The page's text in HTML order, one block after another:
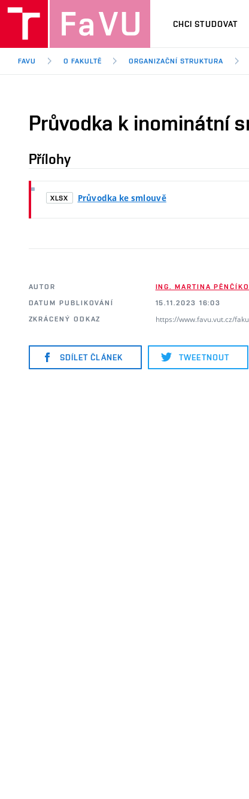
CHCI STUDOVAT
FAVU O FAKULTĚ ORGANIZAČNÍ STRUKTURA
Průvodka k inominátní
Přílohy
XLSX Průvodka ke smlouvě
AUTOR
ING. MARTINA
DATUM PUBLIKOVÁNÍ
15.11.2023 16:03
ZKRÁCENÝ ODKAZ
https://www.favu.vut.cz/
SDÍLET ČLÁNEK TWEETNOUT